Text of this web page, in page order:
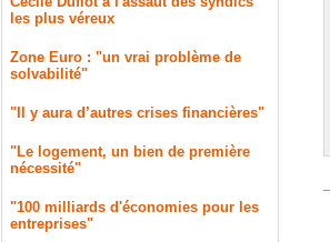
les plus véreux
Zone Euro : "un vrai problème de
solvabilité"
"Il y aura d’autres crises financières"
"Le logement, un bien de première
nécessité"
"100 milliards d'économies pour les
entreprises"